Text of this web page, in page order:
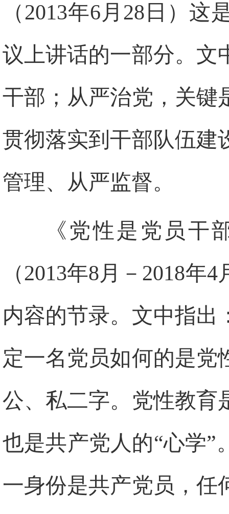
（2013年6月28日）
议上讲话的一部分。文
干部；从严治党，关键
贯彻落实到干部队伍建
管理、从严监督。
《党性是党员干
（2013年8月－2018
内容的节录。文中指出
定一名党员如何的是党
公、私二字。党性教育
也是共产党人的“心学”
一身份是共产党员，任